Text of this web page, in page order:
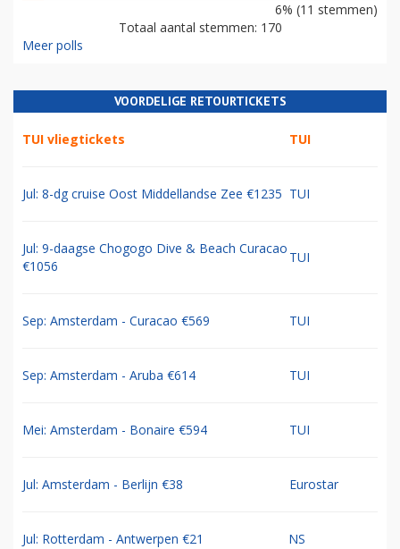
6% (11 stemmen)
Totaal aantal stemmen: 170
Meer polls
VOORDELIGE RETOURTICKETS
TUI vliegtickets TUI
Jul: 8-dg cruise Oost Middellandse Zee €1235 TUI
Jul: 9-daagse Chogogo Dive & Beach Curacao
€1056
TUI
Sep: Amsterdam - Curacao €569 TUI
Sep: Amsterdam - Aruba €614 TUI
Mei: Amsterdam - Bonaire €594 TUI
Jul: Amsterdam - Berlijn €38 Eurostar
Jul: Rotterdam - Antwerpen €21 NS